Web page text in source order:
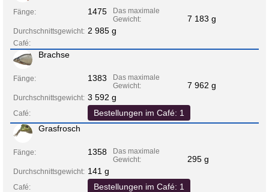
Fänge: 1475
Das maximale
Gewicht:
7 183 g
Durchschnittsgewicht: 2 985 g
Café:
Brachse
Fänge: 1383
Das maximale
Gewicht:
7 962 g
Durchschnittsgewicht: 3 592 g
Café:
Bestellungen im Café: 1
Grasfrosch
Fänge: 1358
Das maximale
Gewicht:
295 g
Durchschnittsgewicht: 141 g
Café:
Bestellungen im Café: 1